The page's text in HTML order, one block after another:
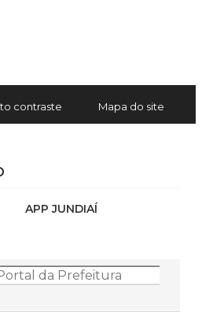
contraste Mapa do site
APP JUNDIAÍ